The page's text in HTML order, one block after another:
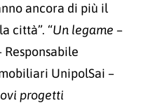
ancora di più il
città”. “Un legame –
Responsabile
UnipolSai –
progetti